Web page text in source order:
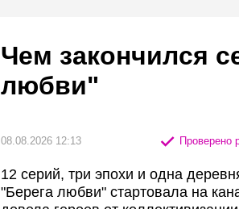
Чем закончился
любви"
08.08.2026 12:13 Проверено
12 серий, три эпохи и одна
"Берега любви" стартовала на